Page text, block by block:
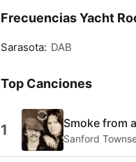
Frecuencias Yacht
Sarasota: DAB
Top Canciones
1 Smoke from
Sanford